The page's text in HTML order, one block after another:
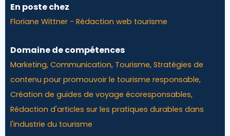
En poste chez
Floriane Wittner - Rédaction web tourisme
Domaine de compétences
Marketing, Communication, Tourisme, Stratégies de
contenu pour promouvoir le tourisme responsable,
Création de guides de voyage écoresponsables,
Rédaction d'articles sur les pratiques durables dans
l'industrie du tourisme